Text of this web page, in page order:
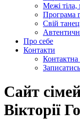
Межі тіла,
Програма
Свій
Про себе
Контакти
Контактна
Сайт
Вікторії